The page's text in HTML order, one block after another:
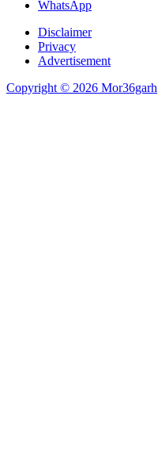
WhatsApp
Disclaimer
Privacy
Advertisement
Copyright © 2026 Mor36garh